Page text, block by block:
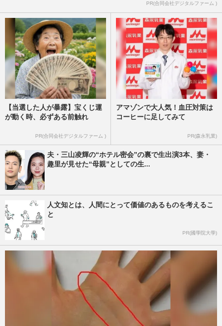
PR(合同会社デジタルファーム )
【当選した人が暴露】宝くじ運
が動く時、必ずある前触れ
PR(合同会社デジタルファーム )
アマゾンで大人気！血圧対策は
コーヒーに足してみて
PR(森永乳業)
夫・三山凌輝の“ホテル密会”の裏で生出演3本、妻・
趣里が見せた“母親”としての生...
人文知とは、人間にとって価値のあるものを考えるこ
と
PR(國學院大學)